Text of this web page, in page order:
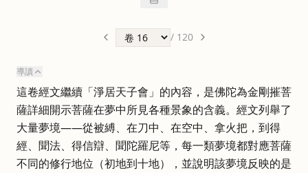
/ 120
導讀
這卷經文繼續「淨居天子會」的內容，是佛陀為金剛摧菩
薩詳細開示菩薩在夢中所見各種景象的含義。經文列舉了
大量夢境——從被縛、在刀中、在空中、拿火把，到得
經、聞法、得信辯、聞陀羅尼等，每一類夢境都對應菩薩
不同的修行地位（初地到十地），並說明該夢境反映的是